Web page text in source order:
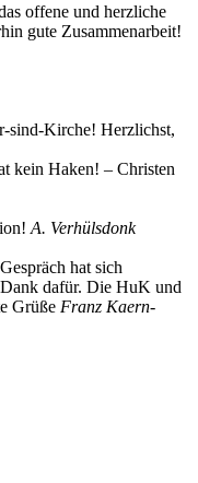
offene und herzliche
gute Zusammenarbeit!
sind-Kirche! Herzlichst,
kein Haken! – Christen
A. Verhülsdonk
hat sich
dafür. Die HuK und
Grüße Franz Kaern-